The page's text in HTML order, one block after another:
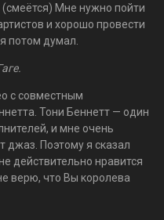
(смеётся) Мне нужно пойти
и хорошо провести
потом думал.
с совместным
Тони Беннетт — один
и мне очень
джаз. Поэтому я сказал
действительно нравится
верю, что Вы королева